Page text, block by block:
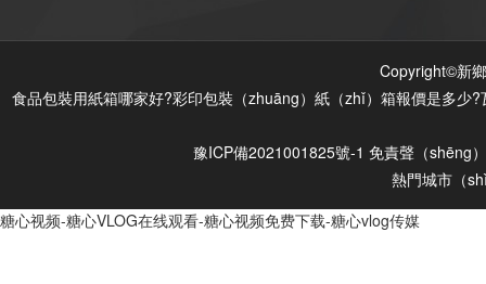
Copyright©新
食品包裝用紙箱哪家好?彩印包裝（zhuāng）紙（zhǐ）箱報價是多
豫ICP備2021001825號-1 免責聲（shēng
熱門城市（
糖心视频-糖心VLOG在线观看-糖心视频免费下载-糖心vlog传媒